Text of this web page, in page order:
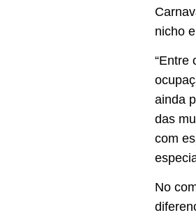
nicho
“Entre
ainda
das
com
No